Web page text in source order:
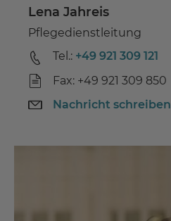
Lena Jahreis
Pflegedienstleitung
Tel.: +49 921 309 121
Fax: +49 921 309 850
Nachricht schreiben